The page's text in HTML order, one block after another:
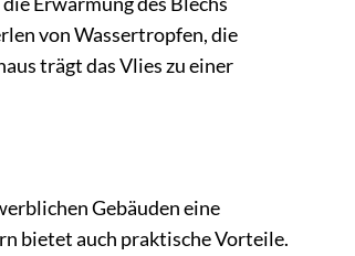
von Wassertropfen, die
trägt das Vlies zu einer
Gebäuden eine
bietet auch praktische Vorteile.